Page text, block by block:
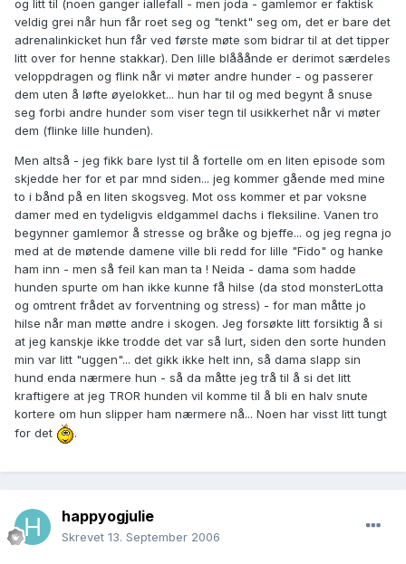
og litt til (noen ganger iallefall - men joda - gamlemor er faktisk
veldig grei når hun får roet seg og "tenkt" seg om, det er bare det
adrenalinkicket hun får ved første møte som bidrar til at det tipper
litt over for henne stakkar). Den lille blååånde er derimot særdeles
veloppdragen og flink når vi møter andre hunder - og passerer
dem uten å løfte øyelokket... hun har til og med begynt å snuse
seg forbi andre hunder som viser tegn til usikkerhet når vi møter
dem (flinke lille hunden).
Men altså - jeg fikk bare lyst til å fortelle om en liten episode som
skjedde her for et par mnd siden... jeg kommer gående med mine
to i bånd på en liten skogsveg. Mot oss kommer et par voksne
damer med en tydeligvis eldgammel dachs i fleksiline. Vanen tro
begynner gamlemor å stresse og bråke og bjeffe... og jeg regna jo
med at de møtende damene ville bli redd for lille "Fido" og hanke
ham inn - men så feil kan man ta ! Neida - dama som hadde
hunden spurte om han ikke kunne få hilse (da stod monsterLotta
og omtrent frådet av forventning og stress) - for man måtte jo
hilse når man møtte andre i skogen. Jeg forsøkte litt forsiktig å si
at jeg kanskje ikke trodde det var så lurt, siden den sorte hunden
min var litt "uggen"... det gikk ikke helt inn, så dama slapp sin
hund enda nærmere hun - så da måtte jeg trå til å si det litt
kraftigere at jeg TROR hunden vil komme til å bli en halv snute
kortere om hun slipper ham nærmere nå... Noen har visst litt tungt
for det
.
happyogjulie
Skrevet 13. September 2006